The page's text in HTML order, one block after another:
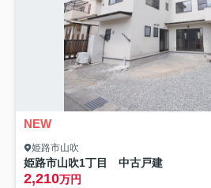
NEW
姫路市山吹
姫路市山吹1丁目 中古戸建
2,210万円